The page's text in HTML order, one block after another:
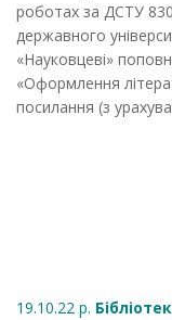
роботах за ДСТУ
державного
«Науковцеві»
«Оформлення
посилання (з
19.10.22 р.